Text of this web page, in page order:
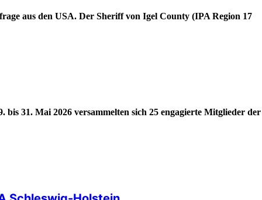
aus den USA. Der Sheriff von Igel County (IPA Region 17
31. Mai 2026 versammelten sich 25 engagierte Mitglieder